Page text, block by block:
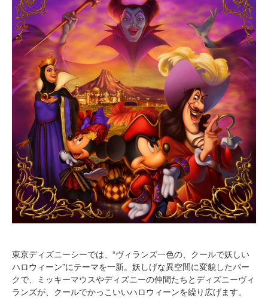
東京ディズニーシーでは、“ヴィランズ一色の、クールで妖しい
ハロウィーン”にテーマを一新。妖しげな異空間に変貌したパー
クで、ミッキーマウスやディズニーの仲間たちとディズニーヴィ
ランズが、クールでかっこいいハロウィーンを繰り広げます。